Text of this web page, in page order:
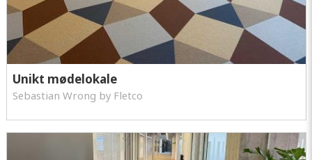
Unikt mødelokale
Sebastian Wrong by Fletco